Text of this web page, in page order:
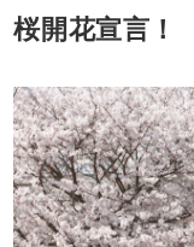
桜開花宣言！